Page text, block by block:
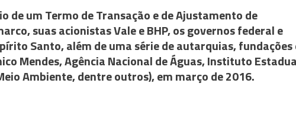
de um Termo de Transação e de Ajustamento de
suas acionistas Vale e BHP, os governos federal e
Santo, além de uma série de autarquias, fundações
Mendes, Agência Nacional de Águas, Instituto
Ambiente, dentre outros), em março de 2016.